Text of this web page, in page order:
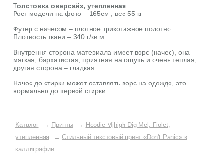
Толстовка оверсайз, утепленная
Рост модели на фото – 165см , вес 55 кг
Футер с начесом – плотное трикотажное полотно .
Плотность ткани – 340 г/кв.м.
Внутрення сторона материала имеет ворс (начес), она
мягкая, бархатистая, приятная на ощупь и очень теплая;
другая сторона – гладкая.
Начес до стирки может оставлять ворс на одежде, это
нормально до первой стирки.
Каталог → Принты → Hoodie Mjhigh Dig Mel, Fiolet,
утепленная
→ Стильный текстовый принт «Don't Panic» в
каллиграфии